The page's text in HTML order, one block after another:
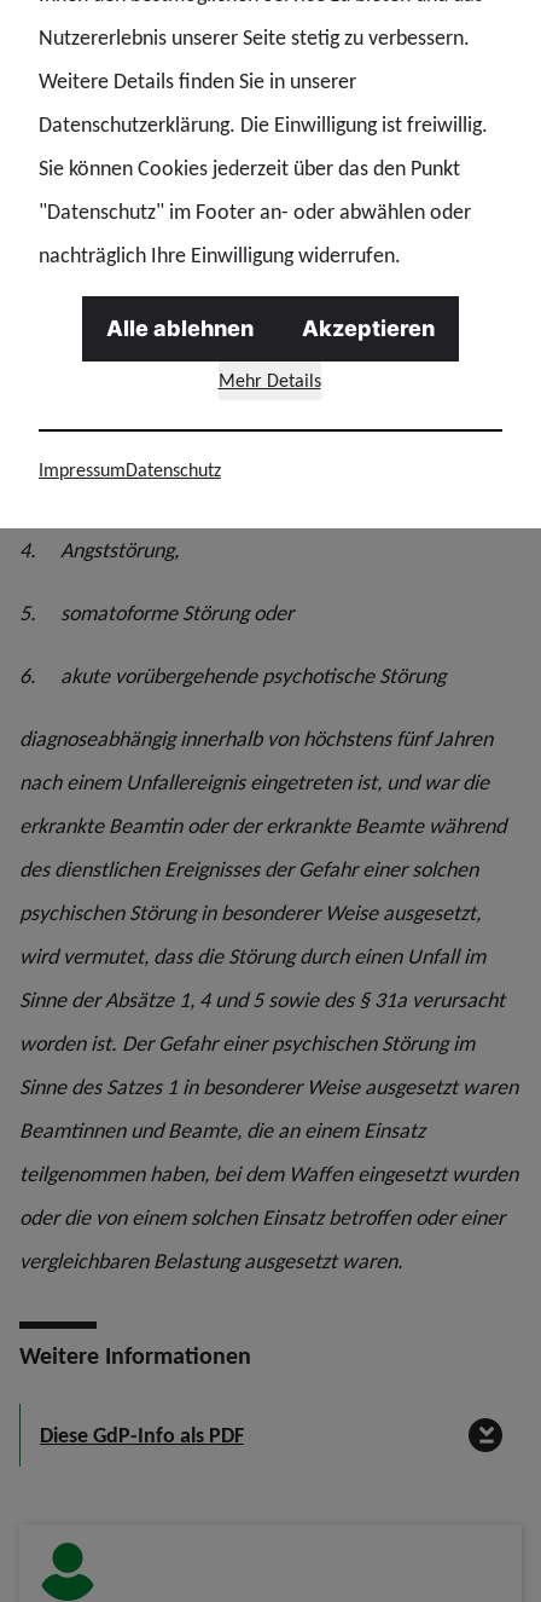
(6) Wird durch eine Fachärztin oder einen Facharzt für
Psychiatrie und Psychotherapie, die oder der durch die
Dienstbehörde oder eine von ihr bestimmte Stelle
bestimmt worden ist, festgestellt, dass eine
1. posttraumatische Belastungsstörung,
2. Anpassungsstörung,
3. sonstige Reaktion auf schwere Belastung,
4. Angststörung,
5. somatoforme Störung oder
6. akute vorübergehende psychotische Störung
diagnoseabhängig innerhalb von höchstens fünf Jahren
nach einem Unfallereignis eingetreten ist, und war die
erkrankte Beamtin oder der erkrankte Beamte während
des dienstlichen Ereignisses der Gefahr einer solchen
psychischen Störung in besonderer Weise ausgesetzt,
wird vermutet, dass die Störung durch einen Unfall im
Sinne der Absätze 1, 4 und 5 sowie des § 31a verursacht
worden ist. Der Gefahr einer psychischen Störung im
Sinne des Satzes 1 in besonderer Weise ausgesetzt waren
Beamtinnen und Beamte, die an einem Einsatz
teilgenommen haben, bei dem Waffen eingesetzt wurden
oder die von einem solchen Einsatz betroffen oder einer
vergleichbaren Belastung ausgesetzt waren.
Weitere Informationen
Diese GdP-Info als PDF
Nutzererlebnis unserer Seite stetig zu verbessern.
Weitere Details finden Sie in unserer
Datenschutzerklärung. Die Einwilligung ist freiwillig.
Sie können Cookies jederzeit über das den Punkt
"Datenschutz" im Footer an- oder abwählen oder
nachträglich Ihre Einwilligung widerrufen.
Mehr Details
Alle ablehnen Akzeptieren
ImpressumDatenschutz